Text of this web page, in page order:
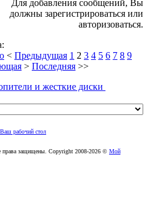
Для добавления сообщений, Вы
должны зарегистрироваться или
авторизоваться.
< Предыдущая 1 2 3 4 5 6 7 8 9
> Последняя >>
и жесткие диски
права защищены. Copyright 2008-2026 © Мой